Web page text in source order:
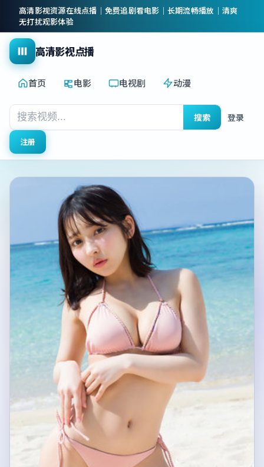
高清影视资源在线点播｜免费追剧看电影｜长期流畅播放｜清爽
无打扰观影体验
高清影视点播
首页 电影 电视剧 动漫
搜索 登录
注册